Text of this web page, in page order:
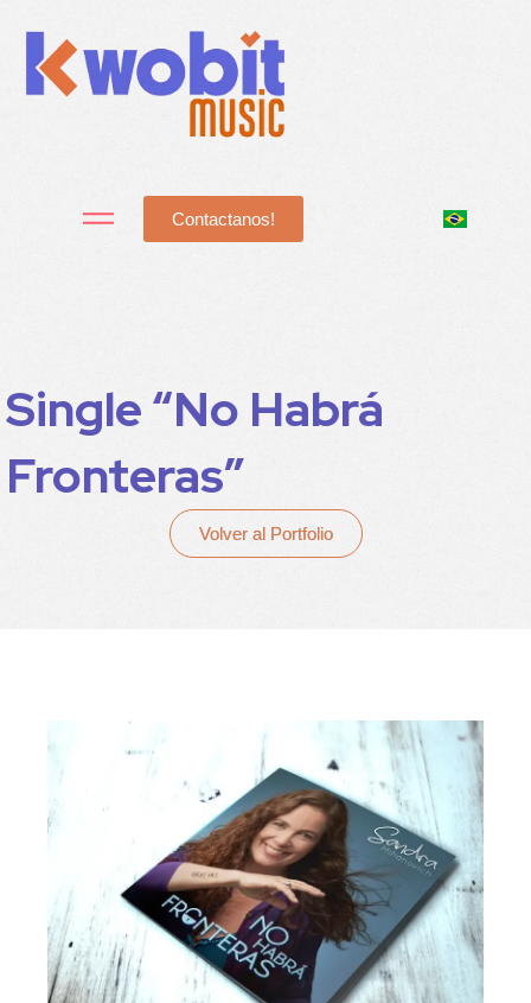
Contactanos!
Single “No Habrá
Fronteras”
Volver al Portfolio